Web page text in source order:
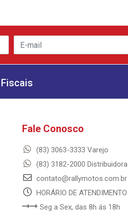
Fale Conosco
(83) 3063-3333 Varejo
(83) 3182-2000 Distribuidora
contato@rallymotos.com.br
HORÁRIO DE ATENDIMENTO
Seg a Sex, das 8h ás 18h